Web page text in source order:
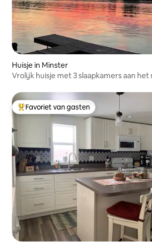
Huisje in Minster
Vrolijk huisje met 3 slaapkamers aan het
Topfavoriet van gasten
Favoriet van gasten